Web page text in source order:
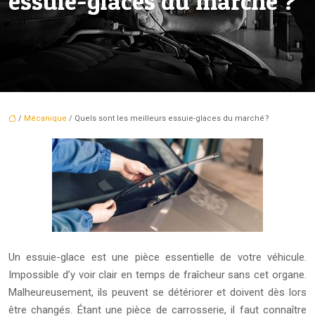
/ Mécanique / Quels sont les meilleurs essuie-glaces du marché ?
Un essuie-glace est une pièce essentielle de votre véhicule.
Impossible d’y voir clair en temps de fraîcheur sans cet organe.
Malheureusement, ils peuvent se détériorer et doivent dès lors
être changés. Étant une pièce de carrosserie, il faut connaître